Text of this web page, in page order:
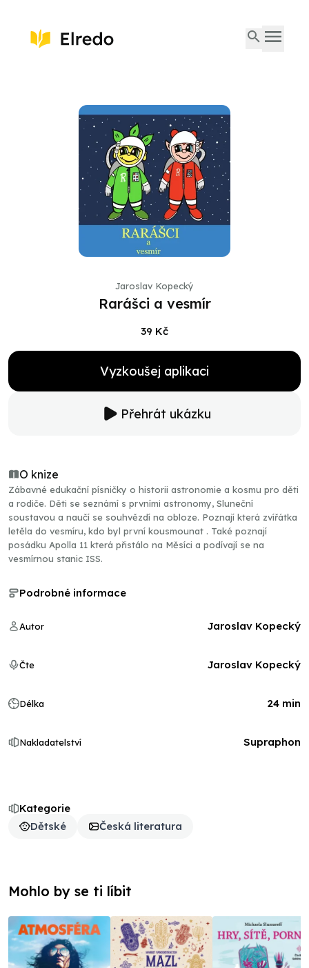
Jaroslav Kopecký
Rarášci a vesmír
39 Kč
Vyzkoušej aplikaci
Přehrát ukázku
O knize
Zábavné edukační písničky o historii astronomie a kosmu pro děti
a rodiče. Děti se seznámí s prvními astronomy, Sluneční
soustavou a naučí se souhvězdí na obloze. Poznají která zvířátka
letěla do vesmíru, kdo byl první kousmounat . Také poznají
posádku Apolla 11 která přistálo na Měsíci a podívají se na
vesmírnou stanic ISS.
Kategorie
Dětské
Česká literatura
Podrobné informace
Autor Jaroslav Kopecký
Čte Jaroslav Kopecký
Délka 24 min
Nakladatelství Supraphon
Mohlo by se ti líbit